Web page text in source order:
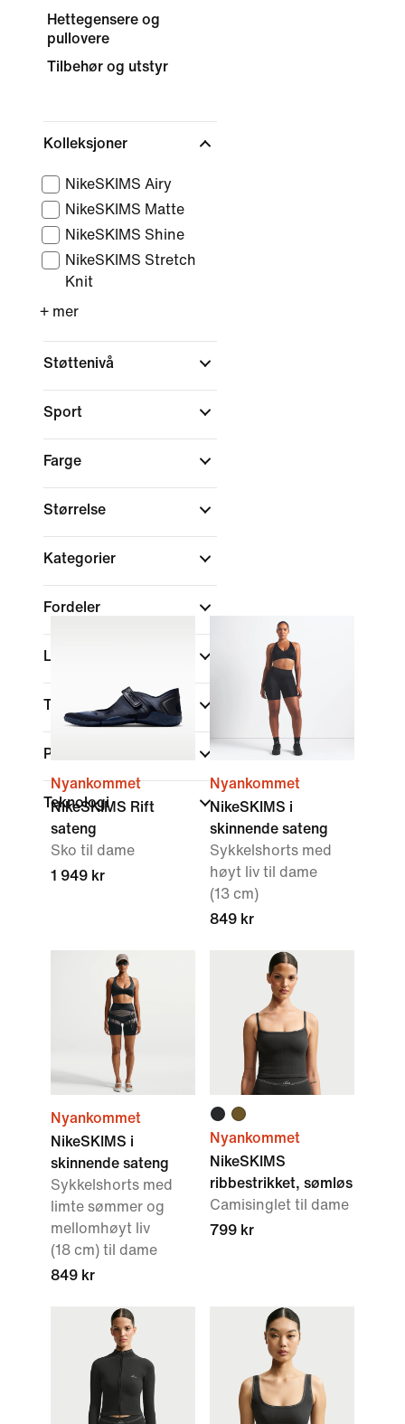
Hettegensere og
pullovere
Tilbehør og utstyr
Kolleksjoner
NikeSKIMS Airy
NikeSKIMS Matte
NikeSKIMS Shine
NikeSKIMS Stretch
Knit
+ mer
Støttenivå
Sport
Farge
Størrelse
Kategorier
Fordeler
Liv
Type hals
Passform
Teknologi
Nyankommet
NikeSKIMS Rift
sateng
Sko til dame
1 949 kr
Nyankommet
NikeSKIMS i
skinnende sateng
Sykkelshorts med
høyt liv til dame
(13 cm)
849 kr
Nyankommet
NikeSKIMS i
skinnende sateng
Sykkelshorts med
limte sømmer og
mellomhøyt liv
(18 cm) til dame
849 kr
Nyankommet
NikeSKIMS
ribbestrikket, sømløs
Camisinglet til dame
799 kr